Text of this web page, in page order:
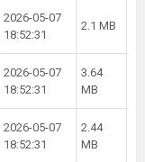
2026-05-07
18:52:31
2.1 MB
2026-05-07
18:52:31
3.64
MB
2026-05-07
18:52:31
2.44
MB